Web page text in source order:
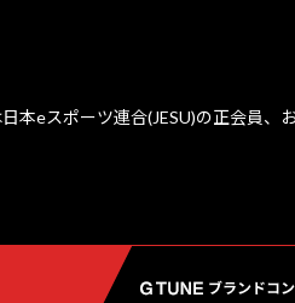
本eスポーツ連合(JESU)の正会員、